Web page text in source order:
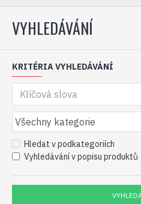
VYHLEDÁVÁNÍ
KRITÉRIA VYHLEDÁVÁNÍ
Hledat v podkategoriích
Vyhledávání v popisu produktů